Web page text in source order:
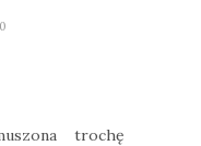
trochę